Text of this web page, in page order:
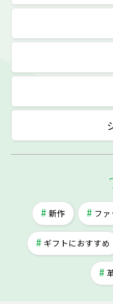
新作 フ
ギフトにおすすめ